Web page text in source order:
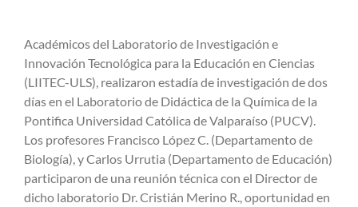
imagen
más
grande
Académicos del Laboratorio de Investigación e
Innovación Tecnológica para la Educación en Ciencias
(LIITEC-ULS), realizaron estadía de investigación de dos
días en el Laboratorio de Didáctica de la Química de la
Pontifica Universidad Católica de Valparaíso (PUCV).
Los profesores Francisco López C. (Departamento de
Biología), y Carlos Urrutia (Departamento de Educación)
participaron de una reunión técnica con el Director de
dicho laboratorio Dr. Cristián Merino R., oportunidad en